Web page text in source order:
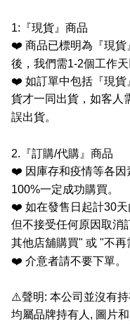
1: 『現貨』商品
❤️ 商品已標明為『現
後，我們需1-2個工作天
❤️ 如訂單中包括『現
貨才一同出貨，如客人
誤出貨。
2. 『訂購/代購』商品
❤️ 因庫存和疫情等各因
100%一定成功購買。
❤️ 如在發售日起計30
但不接受任何原因取消
其他店舖購買" 或 "不再
❤️ 介意者請不要下單。
⚠️聲明: 本公司並沒有
均屬品牌持有人 , 圖片